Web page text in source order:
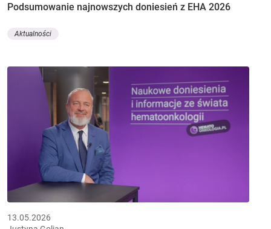
Podsumowanie najnowszych doniesień z EHA 2026
Aktualności
13.05.2026